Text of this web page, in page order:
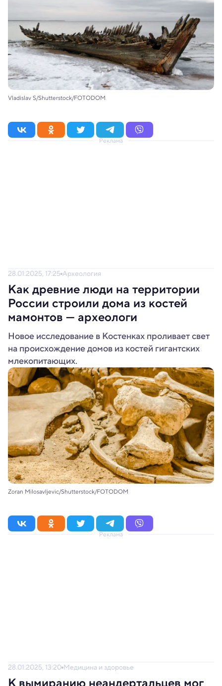
Vladislav S/Shutterstock/FOTODOM
Реклама
28.01.2025, 17:25 Археология
Как древние люди на территории
России строили дома из костей
мамонтов — археологи
Новое исследование в Костенках проливает свет
на происхождение домов из костей гигантских
млекопитающих.
Zoran Milosavljevic/Shutterstock/FOTODOM
Реклама
28.01.2025, 13:20 Медицина и здоровье